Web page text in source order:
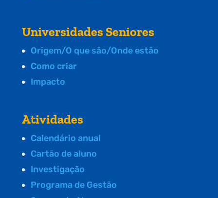
Universidades Seniores
Origem/O que são/Onde estão
Como criar
Impacto
Atividades
Calendário anual
Cartão de aluno
Investigação
Programa de Gestão